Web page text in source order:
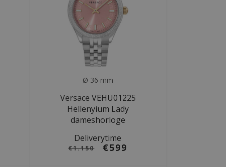
Ø 36 mm
Versace VEHU01225
Hellenyium Lady
dameshorloge
Deliverytime
€1.150 €599